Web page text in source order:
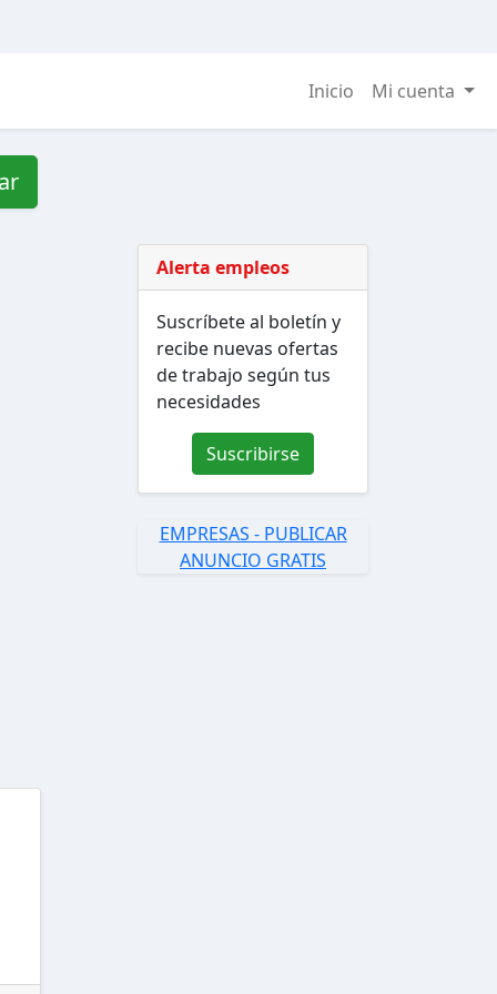
Inicio Mi cuenta
Alerta empleos
Suscríbete al boletín y
recibe nuevas ofertas
de trabajo según tus
necesidades
Suscribirse
EMPRESAS - PUBLICAR
ANUNCIO GRATIS